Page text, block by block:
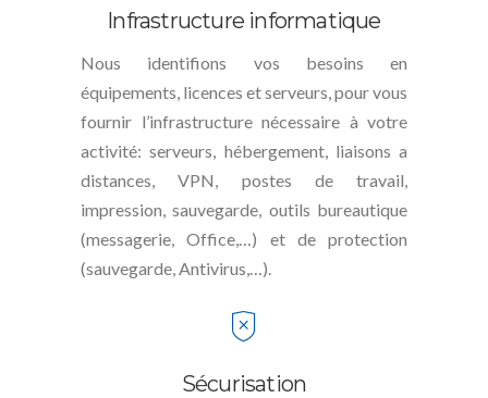
Infrastructure informatique
Nous identifions vos besoins en
équipements, licences et serveurs, pour vous
fournir l’infrastructure nécessaire à votre
activité: serveurs, hébergement, liaisons a
distances, VPN, postes de travail,
impression, sauvegarde, outils bureautique
(messagerie, Office,…) et de protection
(sauvegarde, Antivirus,…).
Sécurisation